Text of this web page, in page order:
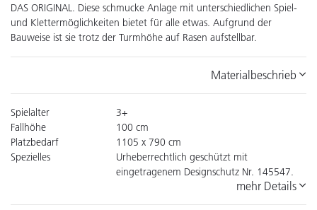
DAS ORIGINAL. Diese schmucke Anlage mit unterschiedlichen Spiel-
und Klettermöglichkeiten bietet für alle etwas. Aufgrund der
Bauweise ist sie trotz der Turmhöhe auf Rasen aufstellbar.
Materialbeschrieb
Spielalter
3+
Fallhöhe
100 cm
Platzbedarf
1105 x 790 cm
Spezielles
Urheberrechtlich geschützt mit
eingetragenem Designschutz Nr. 145547.
mehr Details